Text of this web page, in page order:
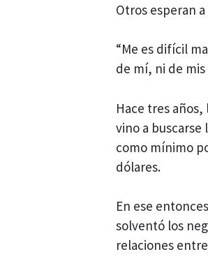
Otros esperan
“Me es difícil
de mí, ni de
Hace tres
vino a buscarse
como mínimo
dólares.
En ese
solventó los
relaciones